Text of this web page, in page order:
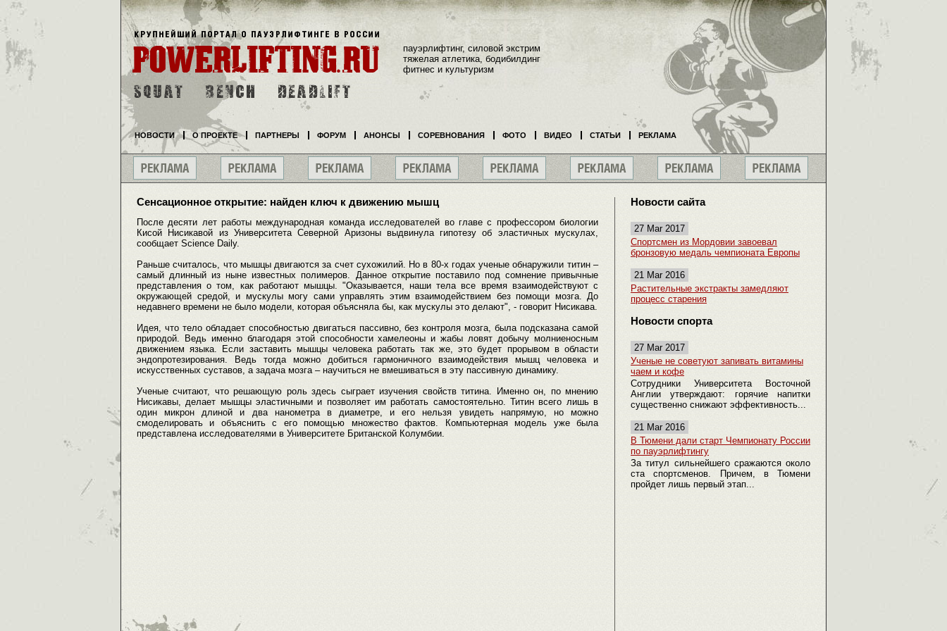
Сенсационное открытие: найден ключ к движению мышц
После десяти лет работы международная команда исследователей во главе с профессором биологии
Кисой Нисикавой из Университета Северной Аризоны выдвинула гипотезу об эластичных мускулах,
сообщает Science Daily.
Раньше считалось, что мышцы двигаются за счет сухожилий. Но в 80-х годах ученые обнаружили титин –
самый длинный из ныне известных полимеров. Данное открытие поставило под сомнение привычные
представления о том, как работают мышцы. "Оказывается, наши тела все время взаимодействуют с
окружающей средой, и мускулы могу сами управлять этим взаимодействием без помощи мозга. До
недавнего времени не было модели, которая объясняла бы, как мускулы это делают", - говорит Нисикава.
Идея, что тело обладает способностью двигаться пассивно, без контроля мозга, была подсказана самой
природой. Ведь именно благодаря этой способности хамелеоны и жабы ловят добычу молниеносным
движением языка. Если заставить мышцы человека работать так же, это будет прорывом в области
эндопротезирования. Ведь тогда можно добиться гармоничного взаимодействия мышц человека и
искусственных суставов, а задача мозга – научиться не вмешиваться в эту пассивную динамику.
Ученые считают, что решающую роль здесь сыграет изучения свойств титина. Именно он, по мнению
Нисикавы, делает мышцы эластичными и позволяет им работать самостоятельно. Титин всего лишь в
один микрон длиной и два нанометра в диаметре, и его нельзя увидеть напрямую, но можно
смоделировать и объяснить с его помощью множество фактов. Компьютерная модель уже была
представлена исследователями в Университете Британской Колумбии.
Новости сайта
27 Mar 2017
Спортсмен из Мордовии завоевал
бронзовую медаль чемпионата Европы
21 Mar 2016
Растительные экстракты замедляют
процесс старения
Новости спорта
27 Mar 2017
Ученые не советуют запивать витамины
чаем и кофе
Сотрудники Университета Восточной
Англии утверждают: горячие напитки
существенно снижают эффективность...
21 Mar 2016
В Тюмени дали старт Чемпионату России
по пауэрлифтингу
За титул сильнейшего сражаются около
ста спортсменов. Причем, в Тюмени
пройдет лишь первый этап...
пауэрлифтинг, силовой экстрим
тяжелая атлетика, бодибилдинг
фитнес и культуризм
НОВОСТИ О ПРОЕКТЕ ПАРТНЕРЫ ФОРУМ АНОНСЫ СОРЕВНОВАНИЯ ФОТО ВИДЕО СТАТЬИ РЕКЛАМА